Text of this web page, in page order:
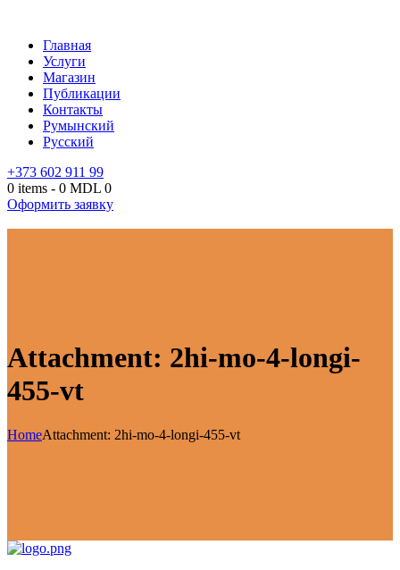
Главная
Услуги
Магазин
Публикации
Контакты
Румынский
Русский
+373 602 911 99
0 items - 0 MDL 0
Оформить заявку
Attachment: 2hi-mo-4-longi-
455-vt
HomeAttachment: 2hi-mo-4-longi-455-vt